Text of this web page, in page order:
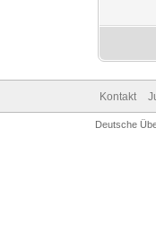
Kontakt
Deutsche